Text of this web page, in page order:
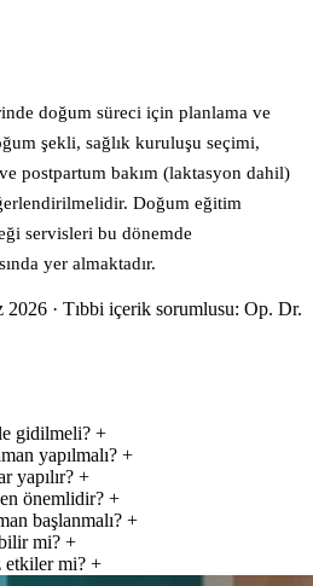
doğum süreci için planlama ve
şekli, sağlık kuruluşu seçimi,
postpartum bakım (laktasyon dahil)
Doğum eğitim
servisleri bu dönemde
yer almaktadır.
2026 · Tıbbi içerik sorumlusu: Op. Dr.
gidilmeli? +
yapılmalı? +
yapılır? +
önemlidir? +
başlanmalı? +
mi? +
etkiler mi? +